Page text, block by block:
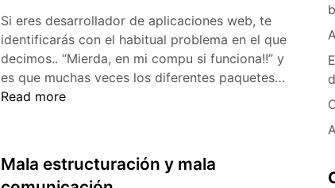
Si eres desarrollador de aplicaciones web, te
identificarás con el habitual problema en el que
decimos.. “Mierda, en mi compu si funciona!!” y
es que muchas veces los diferentes paquetes…
Read more
Mala estructuración y mala